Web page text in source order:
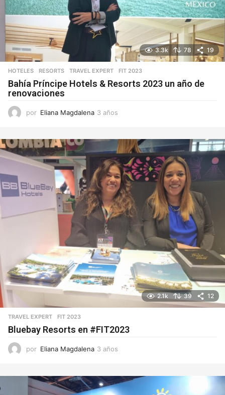
3.3k 78 19
HOTELES ,RESORTS ,TRAVEL EXPERT FIT 2023
Bahía Príncipe Hotels & Resorts 2023 un año de
renovaciones
por Eliana Magdalena 3 años
o
s
2.1k 39 12
TRAVEL EXPERT FIT 2023
Bluebay Resorts en #FIT2023
por Eliana Magdalena 3 años
o
s